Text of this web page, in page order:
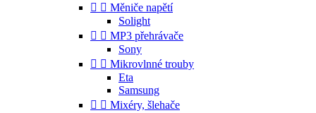
  Měniče napětí
Solight
  MP3 přehrávače
Sony
  Mikrovlnné trouby
Eta
Samsung
  Mixéry, šlehače